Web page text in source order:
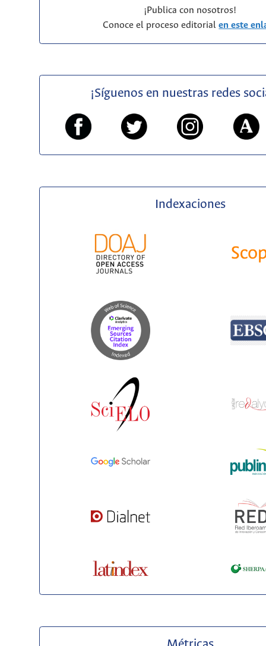
¡Publica con nosotros!
Conoce el proceso editorialen este
¡Síguenos en nuestras redes
Indexaciones